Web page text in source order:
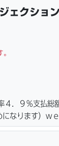
ェクション
４．９％支払総
なります）ｗ
プラグ・フィル